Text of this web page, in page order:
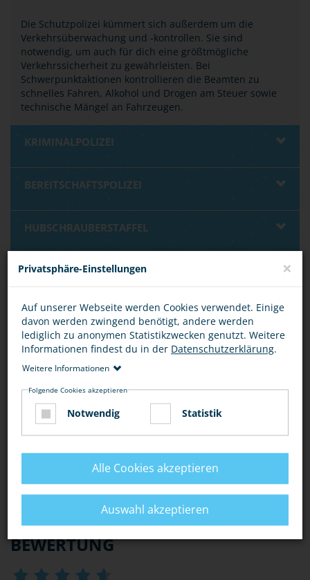
Die Schutzpolizei kümmert sich außerdem um die
Verkehrsüberwachung und -kontrollen. Sie sind
notwendig, um auch für dich eine größtmögliche
Verkehrssicherheit zu gewährleisten. Bei
Schwerpunktaktionen kontrollieren die Beamten zu
schnelles Fahren, Alkohol und Drogen am Steuer sowie
technische Mängel an Fahrzeugen.
KRIMINALPOLIZEI
BEREITSCHAFTSPOLIZEI
HUBSCHRAUBERSTAFFEL
HUNDE- UND REITERSTAFFEL
BUNDESPOLIZEI
BUNDESKRIMINALAMT
WASSERSCHUTZPOLIZEI
BEWERTUNG
Privatsphäre-Einstellungen ×
Auf unserer Webseite werden Cookies verwendet. Einige
davon werden zwingend benötigt, andere werden
lediglich zu anonymen Statistikzwecken genutzt. Weitere
Informationen findest du in der Datenschutzerklärung.
Weitere Informationen
Folgende Cookies akzeptieren
Notwendig Statistik
Alle Cookies akzeptieren
Auswahl akzeptieren